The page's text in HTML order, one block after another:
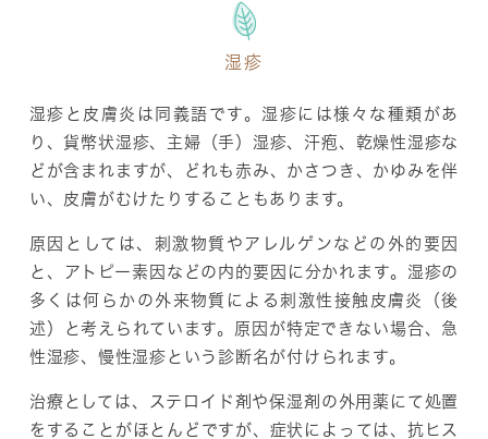
湿疹
湿疹と皮膚炎は同義語です。湿疹には様々な種類があ
り、貨幣状湿疹、主婦（手）湿疹、汗疱、乾燥性湿疹な
どが含まれますが、どれも赤み、かさつき、かゆみを伴
い、皮膚がむけたりすることもあります。
原因としては、刺激物質やアレルゲンなどの外的要因
と、アトピー素因などの内的要因に分かれます。湿疹の
多くは何らかの外来物質による刺激性接触皮膚炎（後
述）と考えられています。原因が特定できない場合、急
性湿疹、慢性湿疹という診断名が付けられます。
治療としては、ステロイド剤や保湿剤の外用薬にて処置
をすることがほとんどですが、症状によっては、抗ヒス